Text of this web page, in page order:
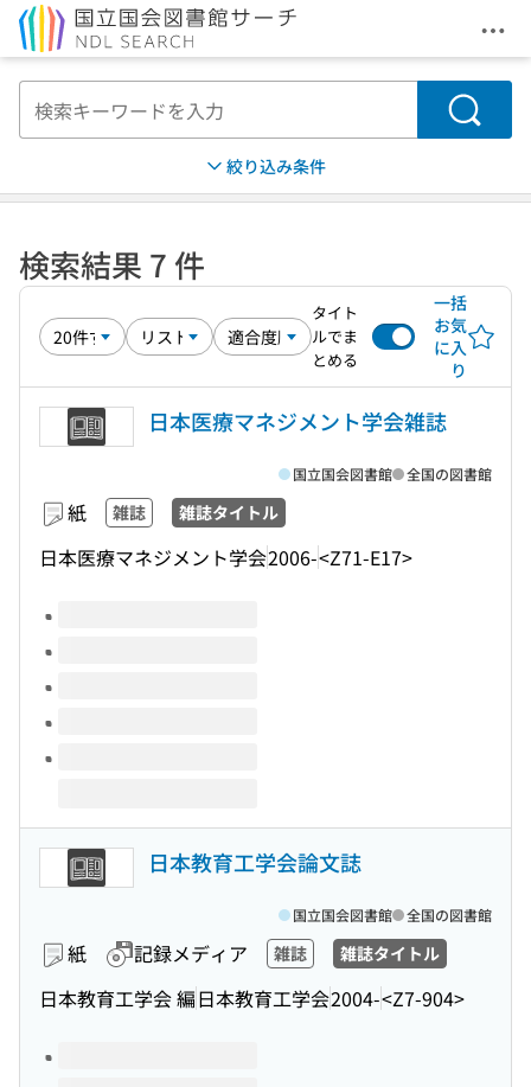
メ
検索
絞り込み条件
検索結果 7 件
タイト
ルでま
とめる
一括
お気
に入
り
日本医療マネジメント学会雑誌
紙 雑誌 雑誌タイトル
日本医療マネジメント学会2006-<Z71-E17>
国立国会図書館 全国の図書館
このタイトルの巻号
日本教育工学会論文誌
紙 記録メディア 雑誌 雑誌タイトル
日本教育工学会 編日本教育工学会2004-<Z7-904>
国立国会図書館 全国の図書館
このタイトルの巻号